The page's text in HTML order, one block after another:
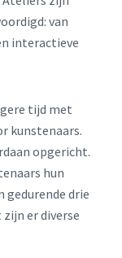
van
interactieve
tijd met
kunstenaars.
opgericht.
hun
gedurende drie
er diverse